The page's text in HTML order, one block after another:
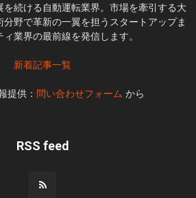
続ける自動運転業界。市場を牽引する大
野で革新の一翼を担うスタートアップま
業界の最前線を発信します。
新着記事一覧
提供： 問い合わせフォーム から
RSS feed